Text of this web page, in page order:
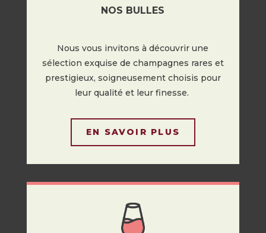
NOS BULLES
Nous vous invitons à découvrir une
sélection exquise de champagnes rares et
prestigieux, soigneusement choisis pour
leur qualité et leur finesse.
EN SAVOIR PLUS